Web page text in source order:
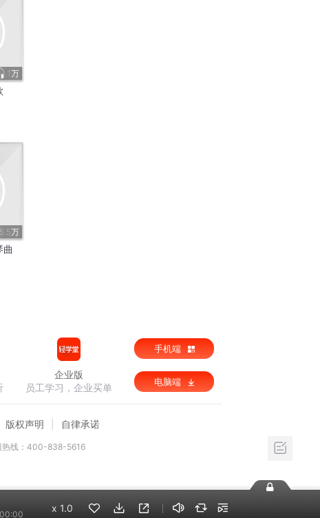
1万
万
曲
x 1.0
企业版
员工学习，企业买单
手机端
电脑端
版权声明 自律承诺
热线：400-838-5616